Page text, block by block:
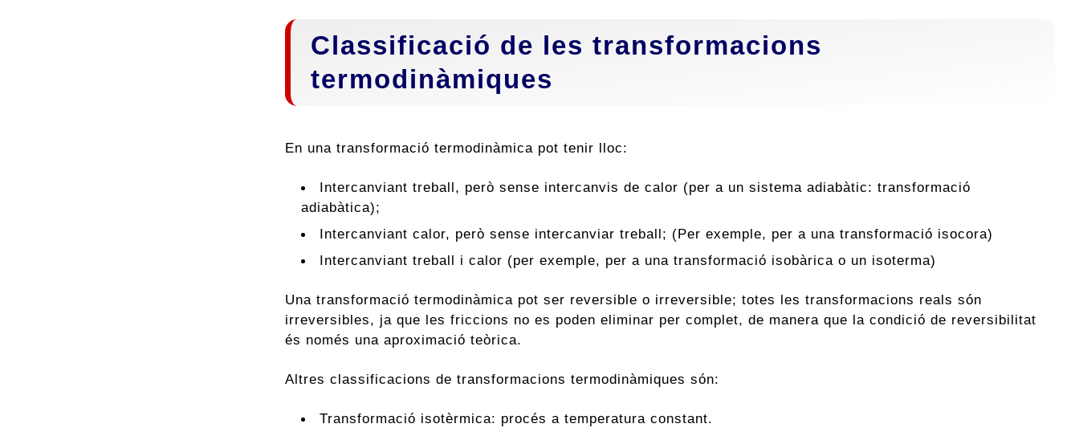
Classificació de les transformacions
termodinàmiques
En una transformació termodinàmica pot tenir lloc:
Intercanviant treball, però sense intercanvis de calor (per a un sistema adiabàtic: transformació
adiabàtica);
Intercanviant calor, però sense intercanviar treball; (Per exemple, per a una transformació isocora)
Intercanviant treball i calor (per exemple, per a una transformació isobàrica o un isoterma)
Una transformació termodinàmica pot ser reversible o irreversible; totes les transformacions reals són
irreversibles, ja que les friccions no es poden eliminar per complet, de manera que la condició de reversibilitat
és només una aproximació teòrica.
Altres classificacions de transformacions termodinàmiques són:
Transformació isotèrmica: procés a temperatura constant.